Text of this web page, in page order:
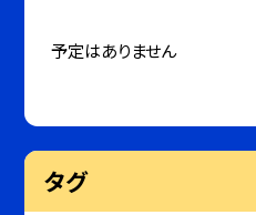
予定はありません
タグ